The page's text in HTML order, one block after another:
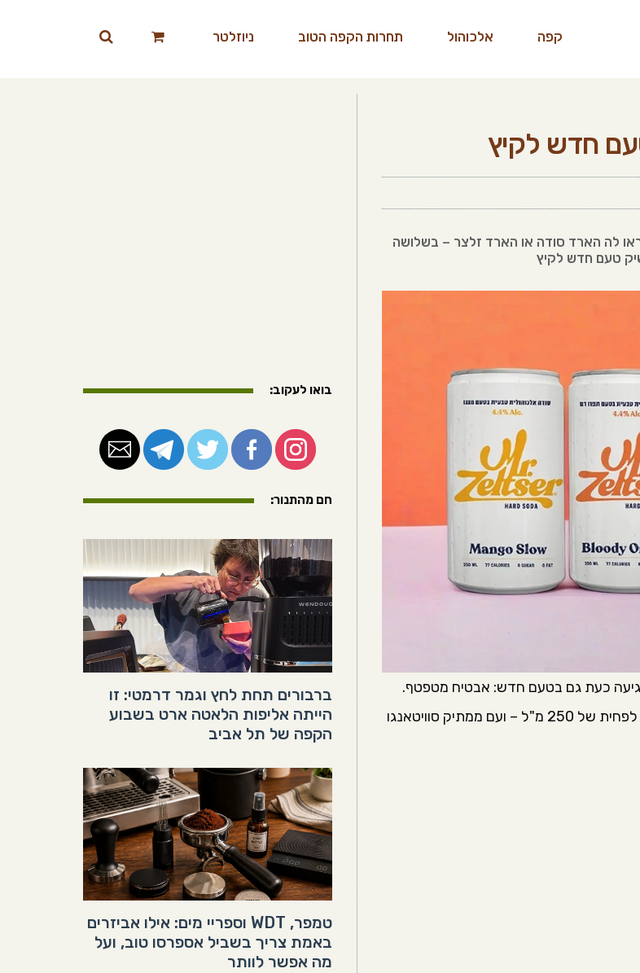
קפה אלכוהול תחרות הקפה הטוב ניוזלטר
חדש לקיץ
לה הארד סודה או הארד זלצר – בשלושה
טעם חדש לקיץ
כעת גם בטעם חדש: אבטיח מטפטף.
כמו הטעמים האחרים בסדרה, האבטיח מגיע דל קלוריות – רק 31 לפחית של 250 מ"ל – ועם ממתיק סוויטאנגו
בואו לעקוב:
חם מהתנור:
ברבורים תחת לחץ וגמר דרמטי: זו
הייתה אליפות הלאטה ארט בשבוע
הקפה של תל אביב
טמפר, WDT וספריי מים: אילו אביזרים
באמת צריך בשביל אספרסו טוב, ועל
מה אפשר לוותר